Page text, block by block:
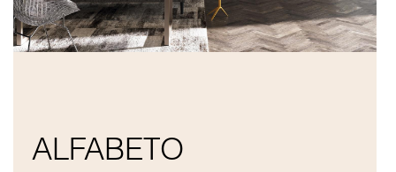
ALFABETO